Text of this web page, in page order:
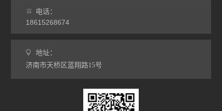
电话：
18615268674
地址：
济南市天桥区蓝翔路15号